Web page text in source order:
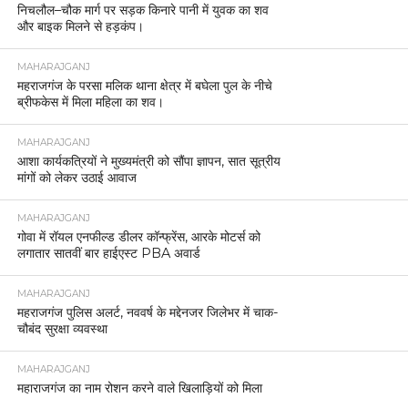
निचलौल–चौक मार्ग पर सड़क किनारे पानी में युवक का शव
और बाइक मिलने से हड़कंप।
MAHARAJGANJ
महराजगंज के परसा मलिक थाना क्षेत्र में बघेला पुल के नीचे
ब्रीफकेस में मिला महिला का शव।
MAHARAJGANJ
आशा कार्यकत्रियों ने मुख्यमंत्री को सौंपा ज्ञापन, सात सूत्रीय
मांगों को लेकर उठाई आवाज
MAHARAJGANJ
गोवा में रॉयल एनफील्ड डीलर कॉन्फ्रेंस, आरके मोटर्स को
लगातार सातवीं बार हाईएस्ट PBA अवार्ड
MAHARAJGANJ
महराजगंज पुलिस अलर्ट, नववर्ष के मद्देनजर जिलेभर में चाक-
चौबंद सुरक्षा व्यवस्था
MAHARAJGANJ
महाराजगंज का नाम रोशन करने वाले खिलाड़ियों को मिला